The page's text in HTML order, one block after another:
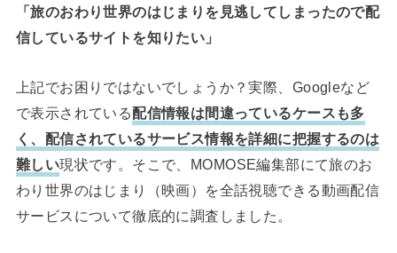
「旅のおわり世界のはじまりを見逃してしまったので配
信しているサイトを知りたい」
上記でお困りではないでしょうか？実際、Googleなど
で表示されている配信情報は間違っているケースも多
く、配信されているサービス情報を詳細に把握するのは
難しい現状です。そこで、MOMOSE編集部にて旅のお
わり世界のはじまり（映画）を全話視聴できる動画配信
サービスについて徹底的に調査しました。